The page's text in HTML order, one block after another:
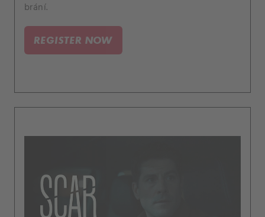
brání.
REGISTER NOW